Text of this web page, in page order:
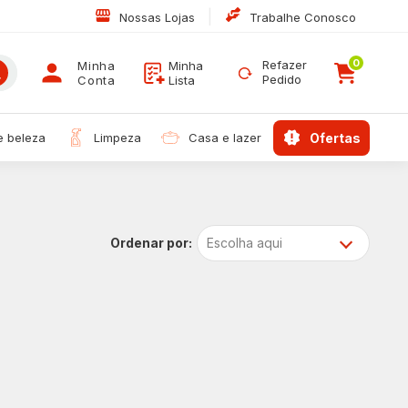
Nossas Lojas Trabalhe Conosco
Minha
Conta
Minha
Lista
Refazer
Pedido
0
beleza limpeza casa e lazer ofertas
Escolha aqui